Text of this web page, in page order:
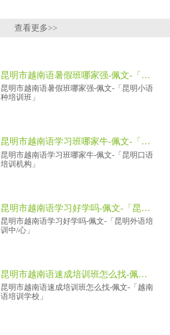
查看更多>>
昆明市越南语暑假班哪家强-佩文-「昆明小语种培训班」
昆明市越南语暑假班哪家强-佩文-「昆明小语
种培训班」
昆明市越南语学习班哪家牛-佩文-「昆明口语培训机构」
昆明市越南语学习班哪家牛-佩文-「昆明口语
培训机构」
昆明市越南语学习好学吗-佩文-「昆明外语培训中/心」
昆明市越南语学习好学吗-佩文-「昆明外语培
训中/心」
昆明市越南语速成培训班怎么找-佩文-「越南语培训学校」
昆明市越南语速成培训班怎么找-佩文-「越南
语培训学校」